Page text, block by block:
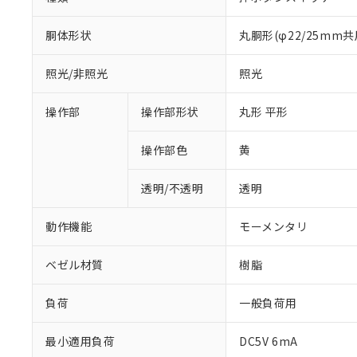
胴体形状 丸胴形(φ22/25mm共
照光/非照光 照光
操作部 操作部形状 丸形 平形
操作部色 黄
透明/不透明 透明
動作機能 モーメンタリ
ベゼル材質 樹脂
負荷 一般負荷用
最小適用負荷 DC5V 6mA
※1 対応状況